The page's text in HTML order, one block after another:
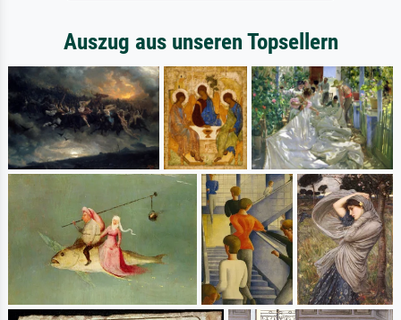
Auszug aus unseren Topsellern